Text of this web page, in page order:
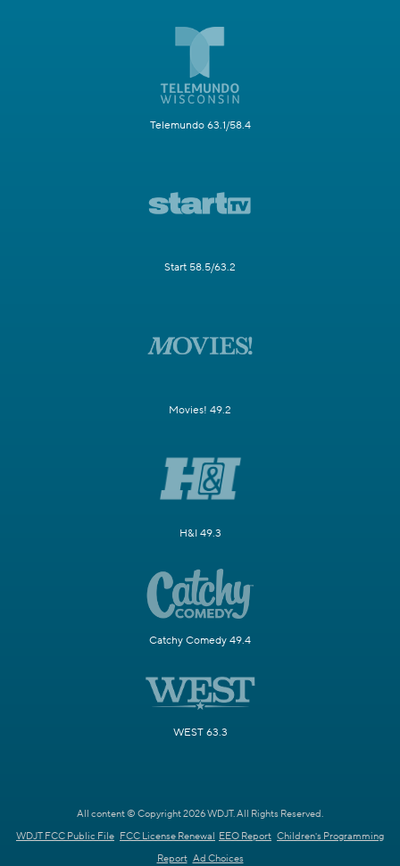
Telemundo 63.1/58.4
Start 58.5/63.2
Movies! 49.2
H&I 49.3
Catchy Comedy 49.4
WEST 63.3
All content © Copyright 2026 WDJT. All Rights Reserved.
WDJT FCC Public File FCC License Renewal EEO Report Children's Programming
Report Ad Choices